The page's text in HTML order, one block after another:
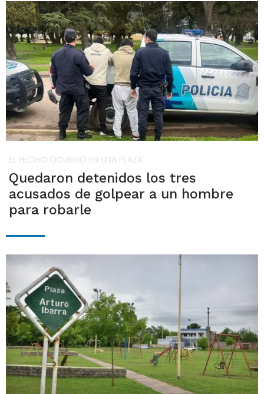
EL HECHO OCURRIÓ EN UNA PLAZA
Quedaron detenidos los tres
acusados de golpear a un hombre
para robarle